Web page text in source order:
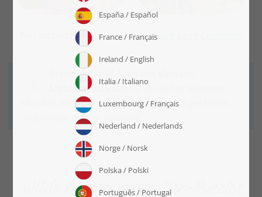
Nur im puzzleYOU-Shop:Kollektion Cozy Corner>>
Schon gehört? Auch aus
Lieblingsfotokannst du in nur wenigen
Minuten ein hochwertigesFotopuzzle
und immer wieder puzzeln!
Wilde Begegnungen: Tier-Puzzles